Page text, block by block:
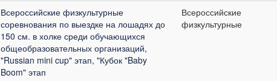
Всероссийские физкультурные
соревнования по выездке на лошадях до
150 см. в холке среди обучающихся
общеобразовательных организаций,
"Russian mini cup" этап, "Кубок "Baby
Boom" этап
Всероссийские
физкультурные